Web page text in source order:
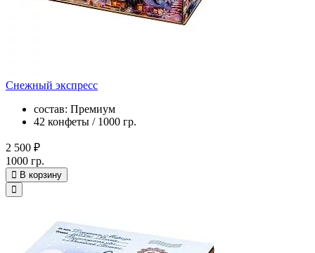
Снежный экспресс
состав: Премиум
42 конфеты / 1000 гр.
2 500 ₽
1000 гр.
В корзину